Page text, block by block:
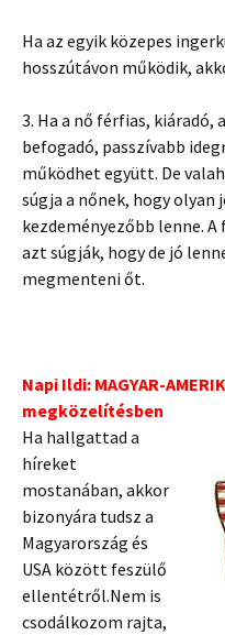
Ha az egyik közepes
hosszútávon működik,
3. Ha a nő férfias,
befogadó, passzívabb
működhet együtt. De
súgja a nőnek, hogy olyan
kezdeményezőbb lenne.
azt súgják, hogy de jó
megmenteni őt.
Napi Ildi: MAGYAR-
megközelítésben
Ha hallgattad a
híreket
mostanában, akkor
bizonyára tudsz a
Magyarország és
USA között feszülő
ellentétről.Nem is
csodálkozom rajta,